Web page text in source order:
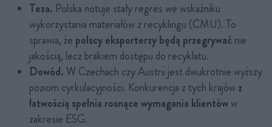
Teza. Polska notuje stały regres we wskaźniku
wykorzystania materiałów z recyklingu (CMU). To
sprawia, że polscy eksporterzy będą przegrywać nie
jakością, lecz brakiem dostępu do recyklatu.
Dowód. W Czechach czy Austrii jest dwukrotnie wyższy
poziom cyrkulacyjności. Konkurencja z tych krajów z
łatwością spełnia rosnące wymagania klientóww
zakresie ESG.